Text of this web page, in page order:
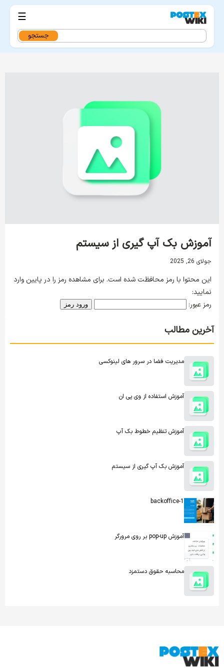
☰
جستجو
برای:
آموزش بک آپ گیری از سیستم
جولای 26, 2025
این محتوا با رمز محافظت شده است. برای مشاهده رمز را در پایین وارد
نمایید:
رمز عبور:
آخرین مطالب
مدیریت فضا در سرور های لینوکسی
آموزش استفاده از وی پی ان
آموزش تنظیم خطوط بک آپ
آموزش بک آپ گیری از سیستم
backoffice-1
آموزش pop-up بر روی مرورگر
محاسبه حقوق دستمزد